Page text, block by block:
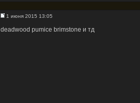
1 июня 2015 13:05
deadwood pumice brimstone и тд